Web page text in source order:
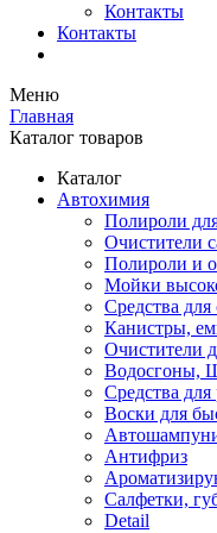
Контакты
Контакты
Меню
Главная
Каталог товаров
Каталог
Автохимия
Полироли
Очистители
Полироли и
Мойки
Средства для
Канистры,
Очистители
Водосгоны,
Средства
Воски для
Антифриз
Салфетки,
Detail